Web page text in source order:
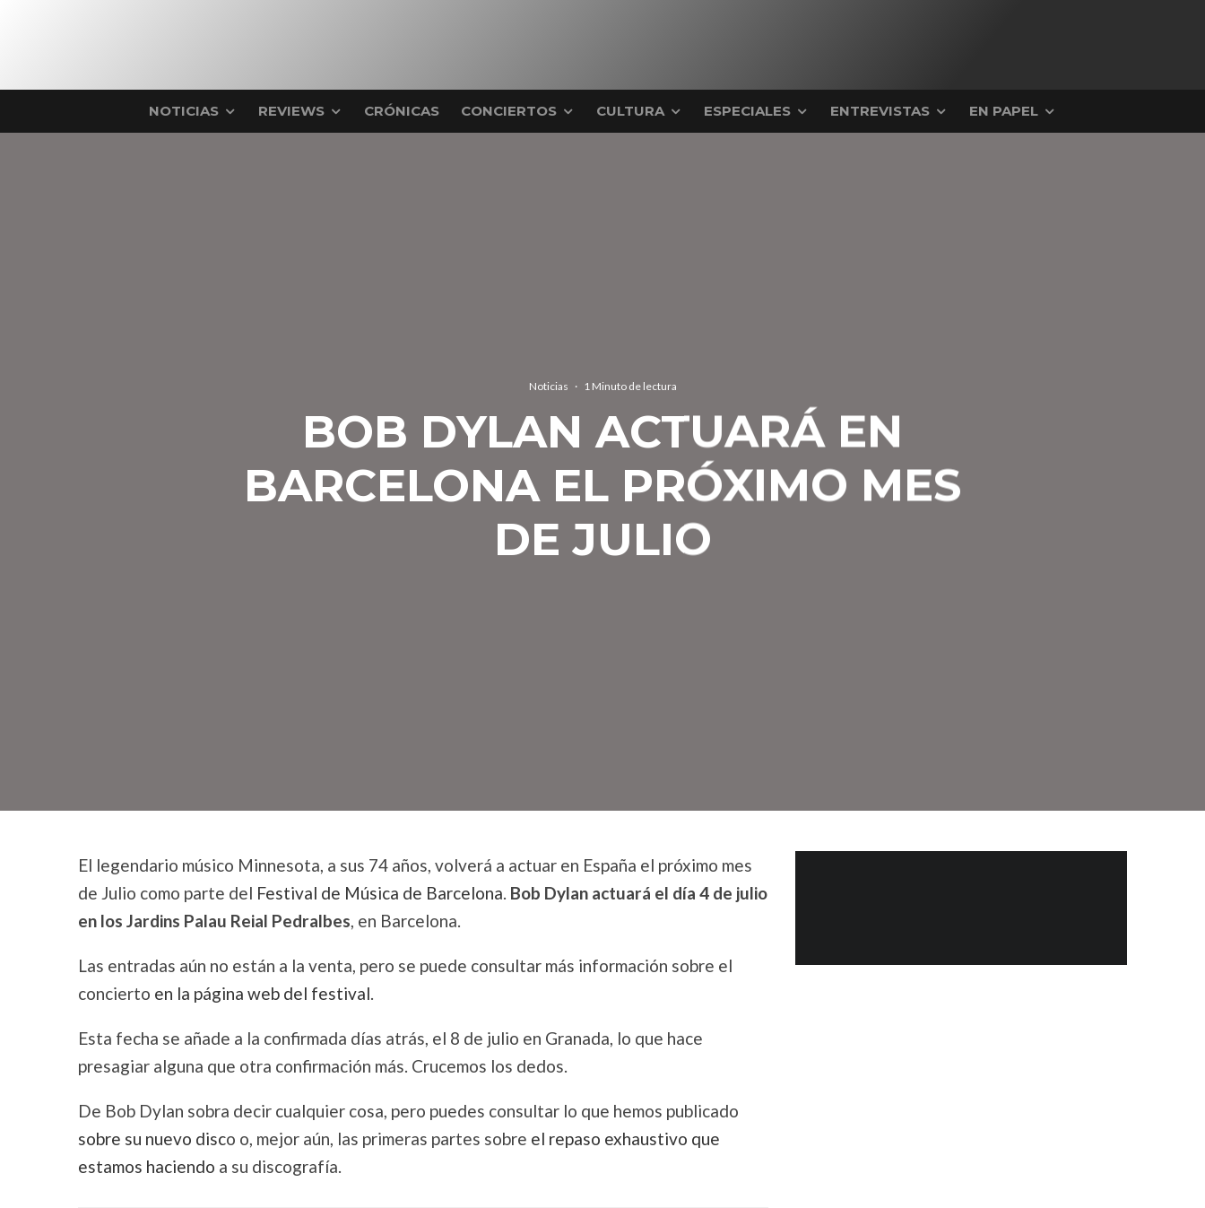
NOTICIAS REVIEWS CRÓNICAS CONCIERTOS CULTURA ESPECIALES ENTREVISTAS EN PAPEL
Noticias · 1 Minuto de lectura
BOB DYLAN ACTUARÁ EN
BARCELONA EL PRÓXIMO MES
DE JULIO
El legendario músico Minnesota, a sus 74 años, volverá a actuar en España el próximo mes
de Julio como parte del Festival de Música de Barcelona. Bob Dylan actuará el día 4 de julio
en los Jardins Palau Reial Pedralbes, en Barcelona.
Las entradas aún no están a la venta, pero se puede consultar más información sobre el
concierto en la página web del festival.
Esta fecha se añade a la confirmada días atrás, el 8 de julio en Granada, lo que hace
presagiar alguna que otra confirmación más. Crucemos los dedos.
De Bob Dylan sobra decir cualquier cosa, pero puedes consultar lo que hemos publicado
sobre su nuevo disco o, mejor aún, las primeras partes sobre el repaso exhaustivo que
estamos haciendo a su discografía.